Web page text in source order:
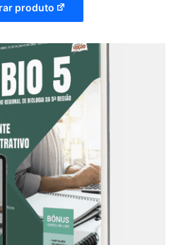
produto